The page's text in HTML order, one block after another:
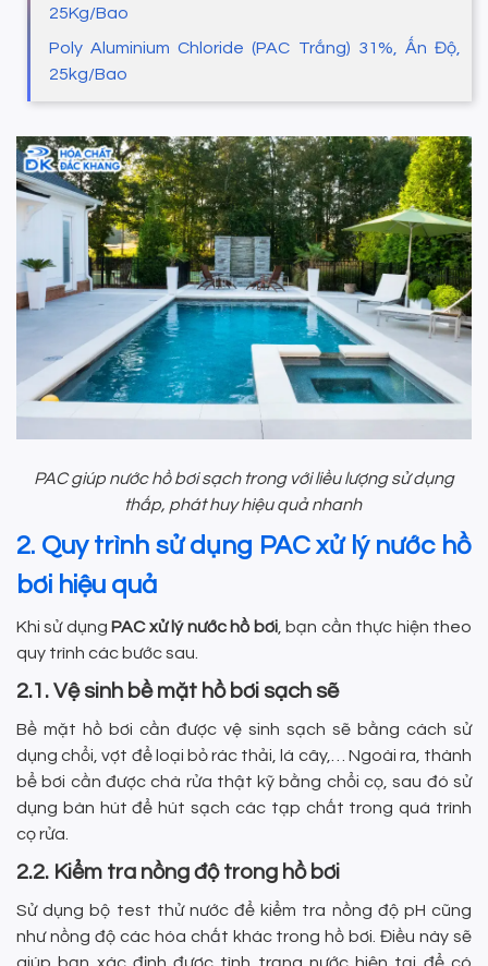
25Kg/Bao
Poly Aluminium Chloride (PAC Trắng) 31%, Ấn Độ,
25kg/Bao
PAC giúp nước hồ bơi sạch trong với liều lượng sử dụng
thấp, phát huy hiệu quả nhanh
2. Quy trình sử dụng PAC xử lý nước hồ
bơi hiệu quả
Khi sử dụng PAC xử lý nước hồ bơi, bạn cần thực hiện theo
quy trình các bước sau.
2.1. Vệ sinh bề mặt hồ bơi sạch sẽ
Bề mặt hồ bơi cần được vệ sinh sạch sẽ bằng cách sử
dụng chổi, vợt để loại bỏ rác thải, lá cây,… Ngoài ra, thành
bể bơi cần được chà rửa thật kỹ bằng chổi cọ, sau đó sử
dụng bàn hút để hút sạch các tạp chất trong quá trình
cọ rửa.
2.2. Kiểm tra nồng độ trong hồ bơi
Sử dụng bộ test thử nước để kiểm tra nồng độ pH cũng
như nồng độ các hóa chất khác trong hồ bơi. Điều này sẽ